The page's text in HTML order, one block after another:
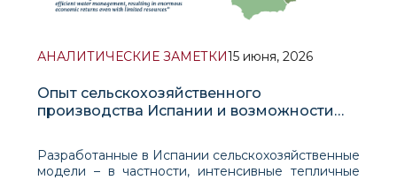
АНАЛИТИЧЕСКИЕ ЗАМЕТКИ15 июня, 2026
Опыт сельскохозяйственного
производства Испании и возможности
Разработанные в Испании сельскохозяйственные
модели – в частности, интенсивные тепличные